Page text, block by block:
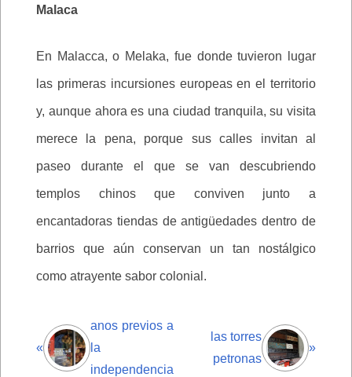
Malaca
En Malacca, o Melaka, fue donde tuvieron lugar
las primeras incursiones europeas en el territorio
y, aunque ahora es una ciudad tranquila, su visita
merece la pena, porque sus calles invitan al
paseo durante el que se van descubriendo
templos chinos que conviven junto a
encantadoras tiendas de antigüedades dentro de
barrios que aún conservan un tan nostálgico
como atrayente sabor colonial.
«
anos previos a
la
independencia
las torres
petronas
»